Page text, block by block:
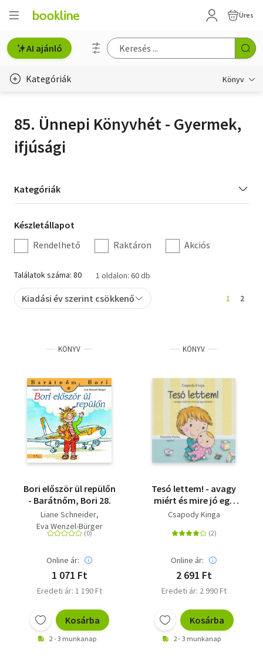
Üres
AI ajánló
Kategóriák Könyv
Erotika
Gyermek- és ifjúsági
Hobbi, szabadidő
Tankönyv, segédkönyv
Történelem
Vallás
85. Ünnepi Könyvhét - Gyermek,
ifjúsági
Kategória
szűrés
Kategóriák
Készletállapot
szűrés
Készletállapot
Rendelhető
Raktáron Akciós
Találatok száma: 80 1 oldalon: 60 db
Kiadási év szerint csökkenő 1 2
KÖNYV
Bori először ül repülőn
- Barátnőm, Bori 28.
Liane Schneider
Eva Wenzel-Bürger
Online ár:
1 071 Ft
Eredeti ár: 1 190 Ft
Kosárba
2 - 3 munkanap
KÖNYV
Tesó lettem! - avagy
miért és mire jó egy
kistesó
Csapody Kinga
Online ár:
2 691 Ft
Eredeti ár: 2 990 Ft
Kosárba
2 - 3 munkanap